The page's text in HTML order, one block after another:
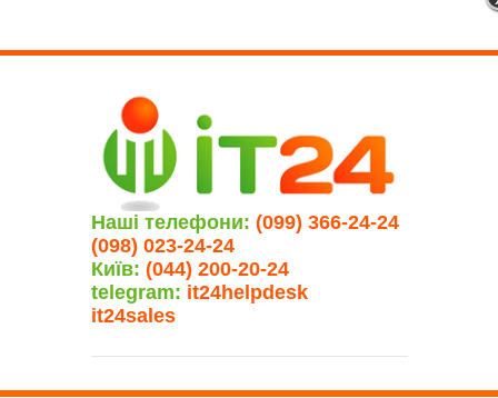
Наші телефони: (099) 366-24-24
(098) 023-24-24
Київ: (044) 200-20-24
telegram: it24helpdesk
it24sales